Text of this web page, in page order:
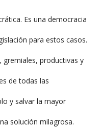
Es una democracia
para estos casos.
gremiales, productivas y
de todas las
y salvar la mayor
solución milagrosa.